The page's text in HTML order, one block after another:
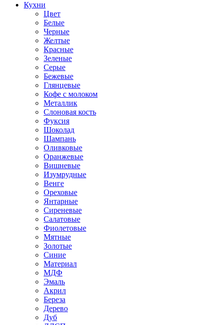
Кухни
Цвет
Белые
Черные
Желтые
Красные
Зеленые
Серые
Бежевые
Глянцевые
Кофе с молоком
Металлик
Слоновая кость
Фуксия
Шоколад
Шампань
Оливковые
Оранжевые
Вишневые
Изумрудные
Венге
Ореховые
Янтарные
Сиреневые
Салатовые
Фиолетовые
Мятные
Золотые
Синие
Материал
МДФ
Эмаль
Акрил
Береза
Дерево
Дуб